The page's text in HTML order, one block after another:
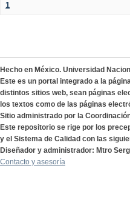
1
Hecho en México. Universidad
Este es un portal integrado a la
distintos sitios web, sean páginas
los textos como de las páginas
Sitio administrado por la
Este repositorio se rige por los
y el Sistema de Calidad con las
Diseñador y administrador: Mtro
Contacto y asesoría